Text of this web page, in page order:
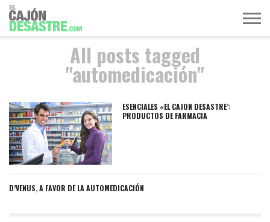
TELEVISIÓN
ACTUALIDAD
EUROVISIÓNAll posts tagged
"automedicación"
ESENCIALES «EL CAJON DESASTRE’:
PRODUCTOS DE FARMACIA
D’VENUS, A FAVOR DE LA AUTOMEDICACIÓN